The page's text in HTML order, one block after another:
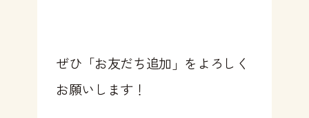
ぜひ「お友だち追加」をよろしく
お願いします！